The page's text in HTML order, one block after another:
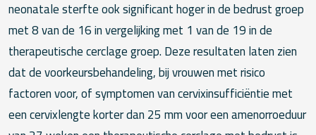
neonatale sterfte ook significant hoger in de bedrust groep
met 8 van de 16 in vergelijking met 1 van de 19 in de
therapeutische cerclage groep. Deze resultaten laten zien
dat de voorkeursbehandeling, bij vrouwen met risico
factoren voor, of symptomen van cervixinsufficiëntie met
een cervixlengte korter dan 25 mm voor een amenorroeduur